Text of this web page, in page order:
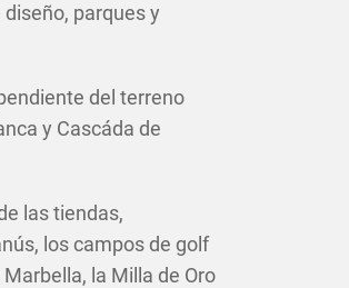
parques y
del terreno
y Cascáda de
las tiendas,
los campos de golf
la Milla de Oro